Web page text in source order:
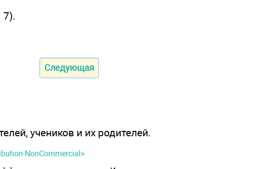
7).
Следующая
учеников и их родителей.
NonCommercial»